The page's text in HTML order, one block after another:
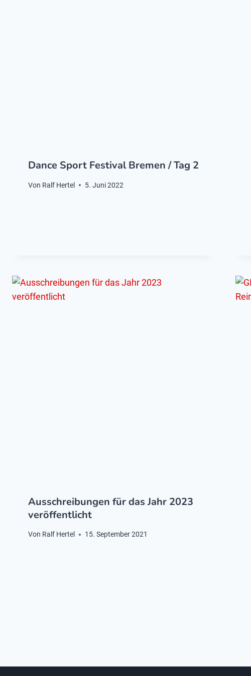
Dance Sport Festival Bremen / Tag 2
Von Ralf Hertel 5. Juni 2022
Ausschreibungen für das Jahr 2023
veröffentlicht
Von Ralf Hertel 15. September 2021